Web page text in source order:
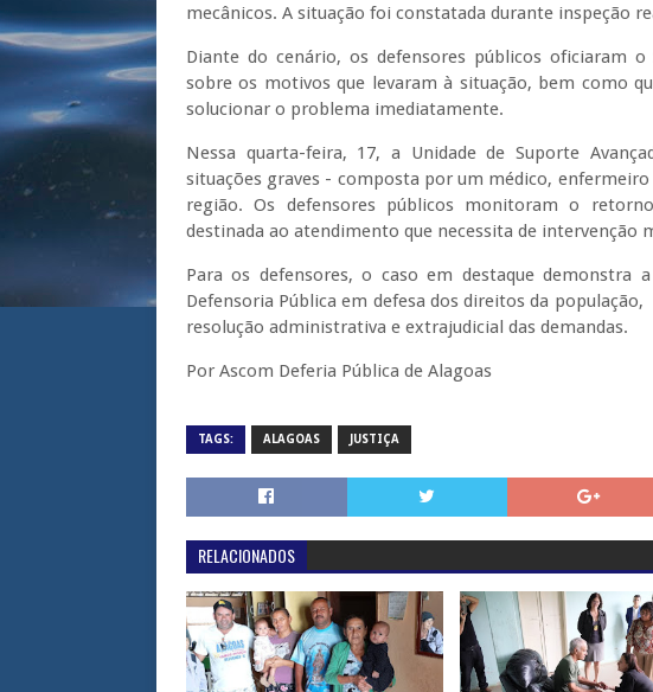
mecânicos. A situação foi constatada durante inspeção
Diante do cenário, os defensores públicos oficiaram
sobre os motivos que levaram à situação, bem como
solucionar o problema imediatamente.
Nessa quarta-feira, 17, a Unidade de Suporte
situações graves - composta por um médico,
região. Os defensores públicos monitoram o
destinada ao atendimento que necessita de intervenção
Para os defensores, o caso em destaque demonstra
Defensoria Pública em defesa dos direitos da
resolução administrativa e extrajudicial das demandas.
Por Ascom Deferia Pública de Alagoas
TAGS: ALAGOAS JUSTIÇA
RELACIONADOS